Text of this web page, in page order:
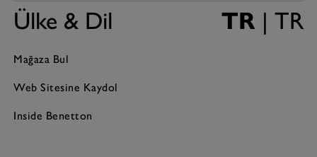
Ülke & Dil TR | TR
Mağaza Bul
Web Sitesine Kaydol
Inside Benetton